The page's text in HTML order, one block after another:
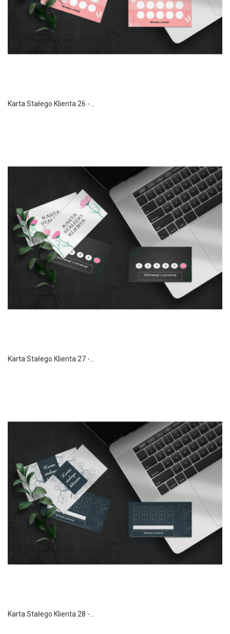
Karta Stałego Klienta 26 -...
Karta Stałego Klienta 27 -...
Karta Stałego Klienta 28 -...